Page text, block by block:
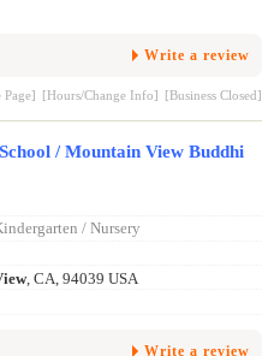
Write a review
Page] [Hours/Change Info] [Business Closed]
/ Mountain View Buddhi
/ Nursery
, CA, 94039 USA
Write a review